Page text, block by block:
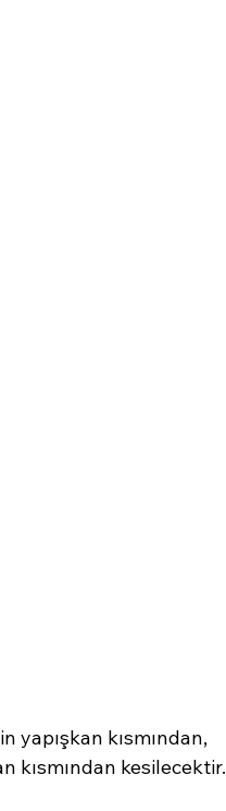
yapışkan kısmından,
kısmından kesilecektir.